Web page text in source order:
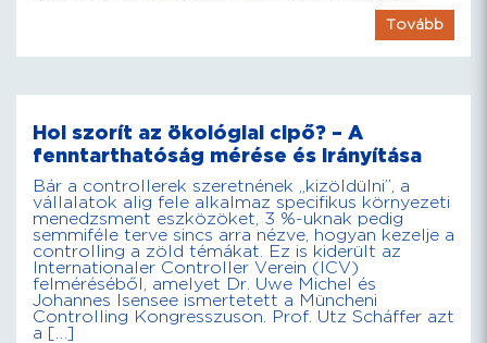
Tovább
Hol szorít az ökológiai cipő? – A
fenntarthatóság mérése és irányítása
Bár a controllerek szeretnének „kizöldülni”, a
vállalatok alig fele alkalmaz specifikus környezeti
menedzsment eszközöket, 3 %-uknak pedig
semmiféle terve sincs arra nézve, hogyan kezelje a
controlling a zöld témákat. Ez is kiderült az
Internationaler Controller Verein (ICV)
felméréséből, amelyet Dr. Uwe Michel és
Johannes Isensee ismertetett a Müncheni
Controlling Kongresszuson. Prof. Utz Scháffer azt
a […]